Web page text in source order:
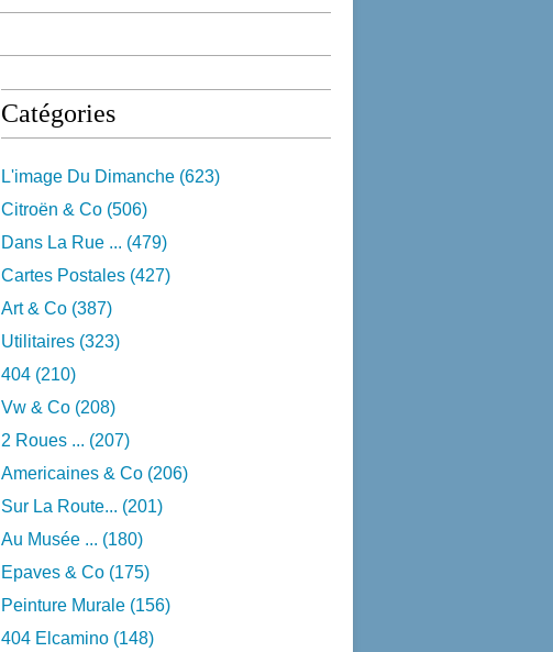
Catégories
L'image Du Dimanche (623)
Citroën & Co (506)
Dans La Rue ... (479)
Cartes Postales (427)
Art & Co (387)
Utilitaires (323)
404 (210)
Vw & Co (208)
2 Roues ... (207)
Americaines & Co (206)
Sur La Route... (201)
Au Musée ... (180)
Epaves & Co (175)
Peinture Murale (156)
404 Elcamino (148)